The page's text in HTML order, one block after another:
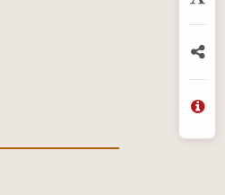
放
分